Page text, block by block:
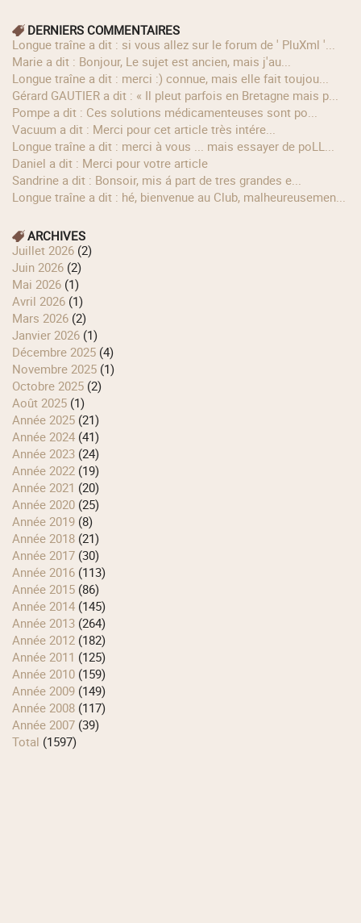
DERNIERS COMMENTAIRES
longue traîne a dit : si vous allez sur le forum de ' PluXml '...
Marie a dit : Bonjour, Le sujet est ancien, mais j'au...
longue traîne a dit : merci :) connue, mais elle fait toujou...
Gérard GAUTIER a dit : « Il pleut parfois en Bretagne mais p...
Pompe a dit : Ces solutions médicamenteuses sont po...
Vacuum a dit : Merci pour cet article très intére...
longue traîne a dit : merci à vous ... mais essayer de poLL...
Daniel a dit : Merci pour votre article
Sandrine a dit : Bonsoir, mis á part de tres grandes e...
longue traîne a dit : hé, bienvenue au Club, malheureusemen...
ARCHIVES
juillet 2026 (2)
juin 2026 (2)
mai 2026 (1)
avril 2026 (1)
mars 2026 (2)
janvier 2026 (1)
décembre 2025 (4)
novembre 2025 (1)
octobre 2025 (2)
août 2025 (1)
année 2025 (21)
année 2024 (41)
année 2023 (24)
année 2022 (19)
année 2021 (20)
année 2020 (25)
année 2019 (8)
année 2018 (21)
année 2017 (30)
année 2016 (113)
année 2015 (86)
année 2014 (145)
année 2013 (264)
année 2012 (182)
année 2011 (125)
année 2010 (159)
année 2009 (149)
année 2008 (117)
année 2007 (39)
total (1597)